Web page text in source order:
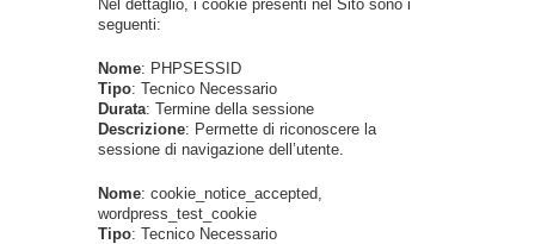
Nel dettaglio, i cookie presenti nel Sito sono i
seguenti:
Nome: PHPSESSID
Tipo: Tecnico Necessario
Durata: Termine della sessione
Descrizione: Permette di riconoscere la
sessione di navigazione dell’utente.
Nome: cookie_notice_accepted,
wordpress_test_cookie
Tipo: Tecnico Necessario